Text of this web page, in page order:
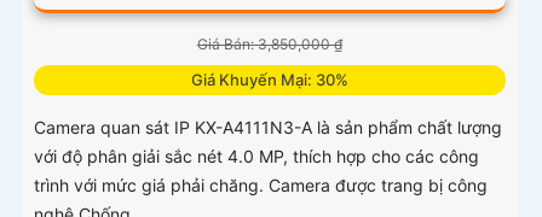
Giá Bán: 3,850,000 ₫
Giá Khuyến Mại: 30%
Camera quan sát IP KX-A4111N3-A là sản phẩm chất lượng
với độ phân giải sắc nét 4.0 MP, thích hợp cho các công
trình với mức giá phải chăng. Camera được trang bị công